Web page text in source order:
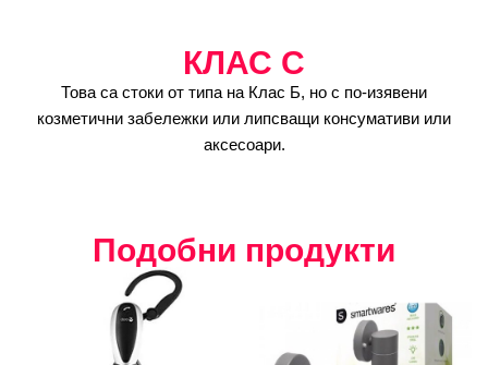
КЛАС C
Това са стоки от типа на Клас Б, но с по-изявени
козметични забележки или липсващи консумативи или
аксесоари.
Подобни продукти